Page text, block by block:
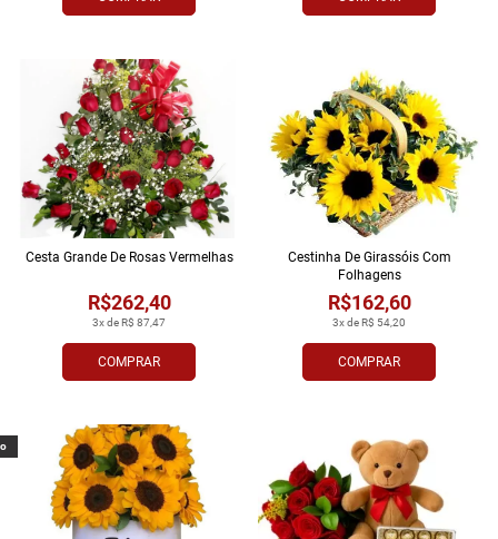
COMPRAR
3x de R$ 87,47
R$262,40
Cesta Grande De Rosas Vermelhas
COMPRAR
3x de R$ 54,20
R$162,60
Cestinha De Girassóis Com
Folhagens